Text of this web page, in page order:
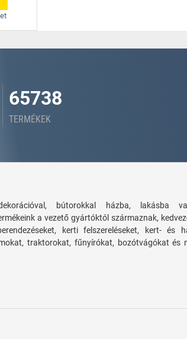
65738
TERMÉKEK
bútorokkal házba, lakásba
a vezető gyártóktól származnak,
kerti felszereléseket, kert- és
traktorokat, fűnyírókat, bozótvágókat és